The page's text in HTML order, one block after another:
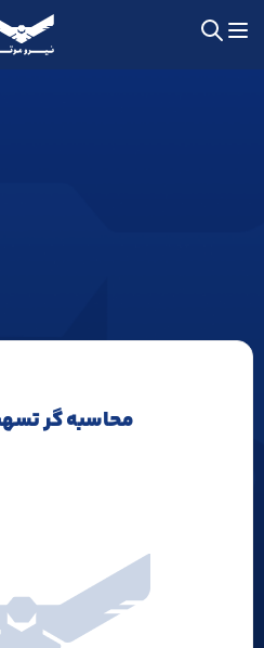
محاسبه گر